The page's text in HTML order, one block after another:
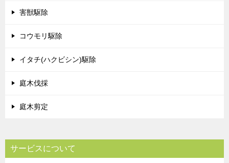
害獣駆除
コウモリ駆除
イタチ(ハクビシン)駆除
庭木伐採
庭木剪定
サービスについて